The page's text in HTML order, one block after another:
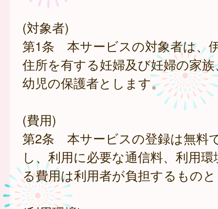
(対象者)
第1条 本サービスの対象者は、
住所を有する妊婦及び妊婦の家
幼児の保護者とします。
(費用)
第2条 本サービスの登録は無料
し、利用に必要な通信料、利用
る費用は利用者が負担するもの